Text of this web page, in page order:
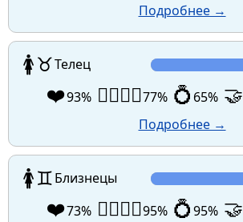
Подробнее →
🚺♉Телец
❤️93% 👩‍❤️‍💋‍👨77% 💍 65% 🤝
Подробнее →
🚺♊Близнецы
❤️73% 👩‍❤️‍💋‍👨95% 💍95% 🤝